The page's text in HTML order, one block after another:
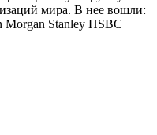
мира. В нее вошли:
Morgan Stanley HSBC